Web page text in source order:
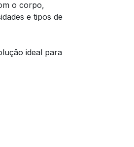
o corpo,
e tipos de
ideal para